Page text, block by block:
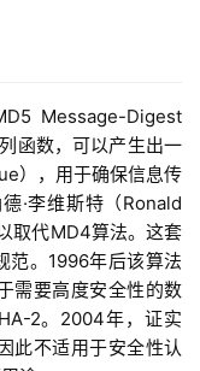
Message-Digest
函数，可以产生出一
），用于确保信息传
·李维斯特（Ronald
取代MD4算法。这套
范。1996年后该算法
需要高度安全性的数
2。2004年，证实
此不适用于安全性认